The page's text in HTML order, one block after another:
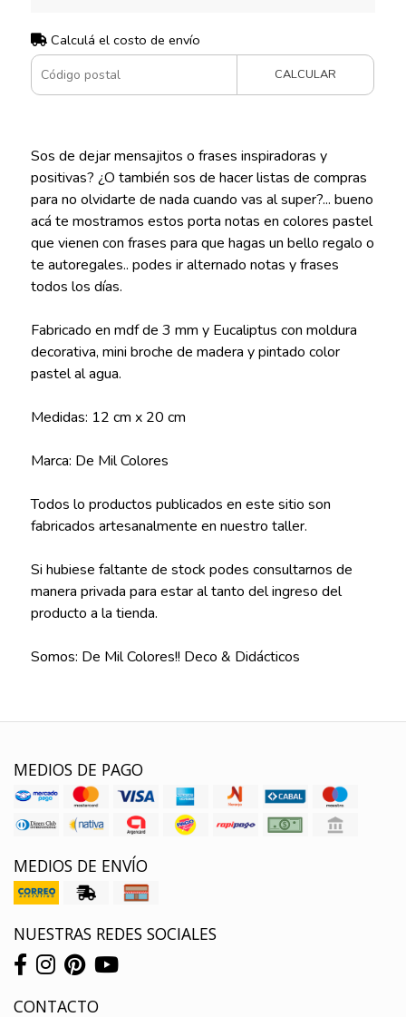
Calculá el costo de envío
CALCULAR
Sos de dejar mensajitos o frases inspiradoras y
positivas? ¿O también sos de hacer listas de compras
para no olvidarte de nada cuando vas al super?... bueno
acá te mostramos estos porta notas en colores pastel
que vienen con frases para que hagas un bello regalo o
te autoregales.. podes ir alternado notas y frases
todos los días.
Fabricado en mdf de 3 mm y Eucaliptus con moldura
decorativa, mini broche de madera y pintado color
pastel al agua.
Medidas: 12 cm x 20 cm
Marca: De Mil Colores
Todos lo productos publicados en este sitio son
fabricados artesanalmente en nuestro taller.
Si hubiese faltante de stock podes consultarnos de
manera privada para estar al tanto del ingreso del
producto a la tienda.
Somos: De Mil Colores!! Deco & Didácticos
MEDIOS DE PAGO
MEDIOS DE ENVÍO
NUESTRAS REDES SOCIALES
CONTACTO